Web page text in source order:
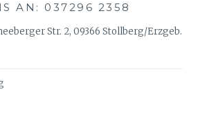
AN: 037296 2358
Str. 2, 09366 Stollberg/Erzgeb.